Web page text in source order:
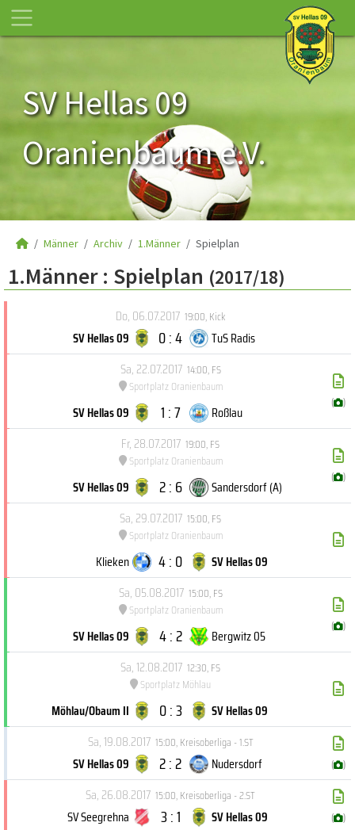
SV Hellas 09
Oranienbaum e.V.
Männer Archiv 1.Männer Spielplan
1.Männer : Spielplan (2017/18)
Do, 06.07.2017 19:00,Kick
SV Hellas 09 0 : 4
TuS Radis
Sa, 22.07.2017 14:00,FS
Sportplatz Oranienbaum
SV Hellas 09 1 : 7 Roßlau
( )
Fr, 28.07.2017 19:00,FS
Sportplatz Oranienbaum
SV Hellas 09 2 : 6 Sandersdorf (A)
( )
Sa, 29.07.2017 15:00,FS
Sportplatz Oranienbaum
Klieken 4 : 0
SV Hellas 09
Sa, 05.08.2017 15:00,FS
Sportplatz Oranienbaum
SV Hellas 09 4 : 2 Bergwitz 05
( )
Sa, 12.08.2017 12:30,FS
Sportplatz Möhlau
Möhlau/Obaum II 0 : 3
SV Hellas 09
Sa, 19.08.2017 15:00,Kreisoberliga - 1.ST
SV Hellas 09 2 : 2 Nudersdorf ( )
Sa, 26.08.2017 15:00,Kreisoberliga - 2.ST
SV Seegrehna 3 : 1 SV Hellas 09 ( )